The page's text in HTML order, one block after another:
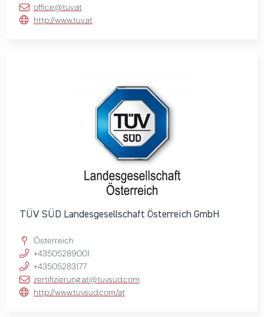
office@tuv.at
http://www.tuv.at
TÜV SÜD Landesgesellschaft Österreich GmbH
Österreich
+43505289001
+43505283177
zertifizierung.at@tuvsud.com
http://www.tuvsud.com/at